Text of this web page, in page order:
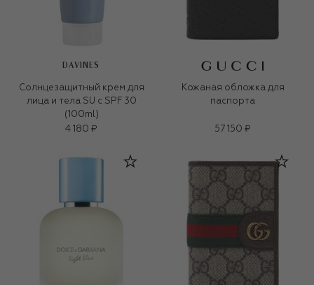
DAVINES
Солнцезащитный крем для
лица и тела SU с SPF 30
(100ml)
4 180 ₽
Кожаная обложка для
паспорта
57 150 ₽